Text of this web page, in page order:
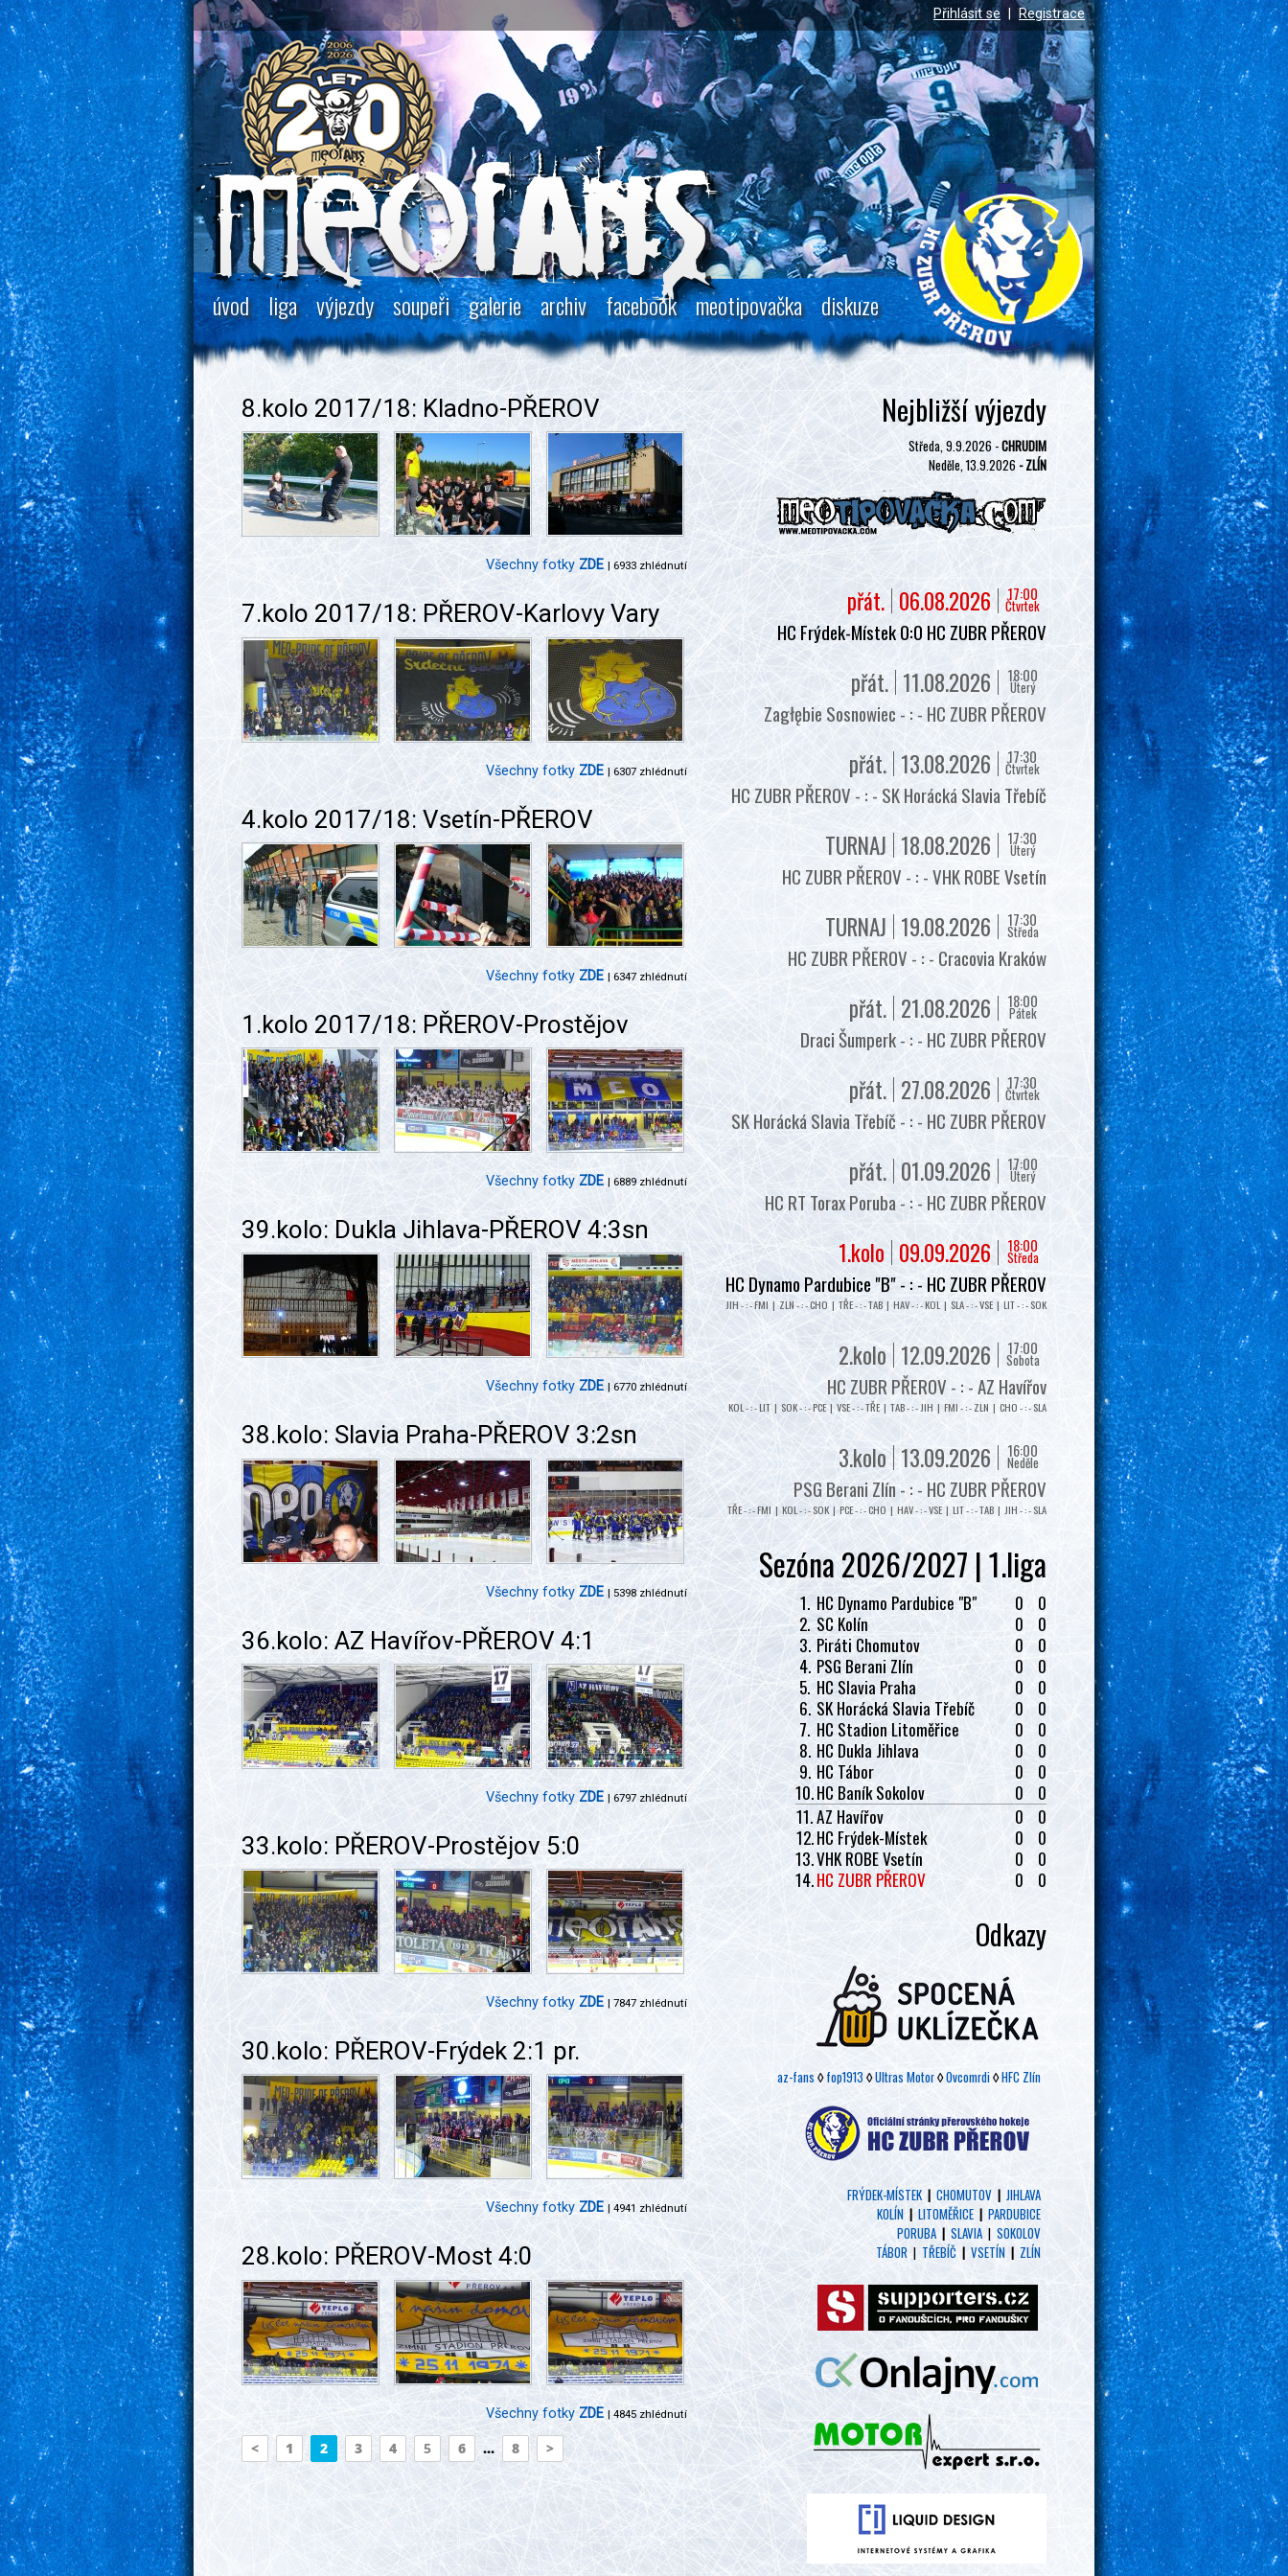
Přihlásit se Registrace
úvod liga výjezdy soupeři galerie archiv facebook meotipovačka diskuze
8.kolo 2017/18: Kladno-PŘEROV
| 6933 zhlédnutí
Všechny fotky ZDE
7.kolo 2017/18: PŘEROV-Karlovy Vary
| 6307 zhlédnutí
Všechny fotky ZDE
4.kolo 2017/18: Vsetín-PŘEROV
| 6347 zhlédnutí
Všechny fotky ZDE
1.kolo 2017/18: PŘEROV-Prostějov
| 6889 zhlédnutí
Všechny fotky ZDE
39.kolo: Dukla Jihlava-PŘEROV 4:3sn
| 6770 zhlédnutí
Všechny fotky ZDE
38.kolo: Slavia Praha-PŘEROV 3:2sn
| 5398 zhlédnutí
Všechny fotky ZDE
36.kolo: AZ Havířov-PŘEROV 4:1
| 6797 zhlédnutí
Všechny fotky ZDE
33.kolo: PŘEROV-Prostějov 5:0
| 7847 zhlédnutí
Všechny fotky ZDE
30.kolo: PŘEROV-Frýdek 2:1 pr.
| 4941 zhlédnutí
Všechny fotky ZDE
28.kolo: PŘEROV-Most 4:0
| 4845 zhlédnutí
Všechny fotkyZDE
< 1 2 3 4 5 6 ... 8 >
Nejbližší výjezdy
Středa, 9.9.2026 -CHRUDIM
Neděle, 13.9.2026 - ZLÍN
17:00
Čtvrtek
06.08.2026
přát.
HC Frýdek-Místek 0:0 HC ZUBR PŘEROV
18:00
Úterý
11.08.2026
přát.
Zagłębie Sosnowiec - : - HC ZUBR PŘEROV
17:30
Čtvrtek
13.08.2026
přát.
HC ZUBR PŘEROV - : - SK Horácká Slavia Třebíč
17:30
Úterý
18.08.2026
TURNAJ
HC ZUBR PŘEROV - : - VHK ROBE Vsetín
17:30
Středa
19.08.2026
TURNAJ
HC ZUBR PŘEROV - : - Cracovia Kraków
18:00
Pátek
21.08.2026
přát.
Draci Šumperk - : - HC ZUBR PŘEROV
17:30
Čtvrtek
27.08.2026
přát.
SK Horácká Slavia Třebíč - : - HC ZUBR PŘEROV
17:00
Úterý
01.09.2026
přát.
HC RT Torax Poruba - : - HC ZUBR PŘEROV
18:00
Středa
09.09.2026
1.kolo
HC Dynamo Pardubice "B" - : - HC ZUBR PŘEROV
JIH - : - FMI | ZLN - : - CHO | TŘE - : - TAB | HAV - : - KOL | SLA - : - VSE | LIT - : - SOK
17:00
Sobota
12.09.2026
2.kolo
HC ZUBR PŘEROV - : - AZ Havířov
KOL - : - LIT | SOK - : - PCE | VSE - : - TŘE | TAB - : - JIH | FMI - : - ZLN | CHO - : - SLA
16:00
Neděle
13.09.2026
3.kolo
PSG Berani Zlín - : - HC ZUBR PŘEROV
TŘE - : - FMI | KOL - : - SOK | PCE - : - CHO | HAV - : - VSE | LIT - : - TAB | JIH - : - SLA
Sezóna 2026/2027 | 1.liga
1. HC Dynamo Pardubice "B" 0
0
2. SC Kolín 0
0
3. Piráti Chomutov 0
0
4. PSG Berani Zlín 0
0
5. HC Slavia Praha 0
0
6. SK Horácká Slavia Třebíč 0
0
7. HC Stadion Litoměřice 0
0
8. HC Dukla Jihlava 0
0
9. HC Tábor 0
0
10.HC Baník Sokolov 0
0
11.AZ Havířov 0
0
12.HC Frýdek-Místek 0
0
13.VHK ROBE Vsetín 0
0
14.HC ZUBR PŘEROV 0 0
Odkazy
az-fans ◊fop1913 ◊Ultras Motor◊Ovcomrdi◊HFC Zlín
FRÝDEK-MÍSTEK| CHOMUTOV | JIHLAVA
KOLÍN | LITOMĚŘICE | PARDUBICE
PORUBA | SLAVIA | SOKOLOV
TÁBOR | TŘEBÍČ | VSETÍN | ZLÍN